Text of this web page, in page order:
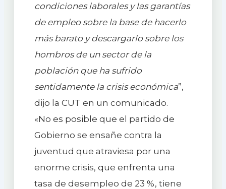
condiciones laborales y las garantías
de empleo sobre la base de hacerlo
más barato y descargarlo sobre los
hombros de un sector de la
población que ha sufrido
sentidamente la crisis económica”,
dijo la CUT en un comunicado.
«No es posible que el partido de
Gobierno se ensañe contra la
juventud que atraviesa por una
enorme crisis, que enfrenta una
tasa de desempleo de 23 %, tiene